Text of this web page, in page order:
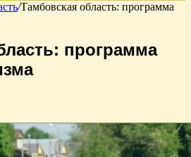
/Тамбовская область: программа
программа